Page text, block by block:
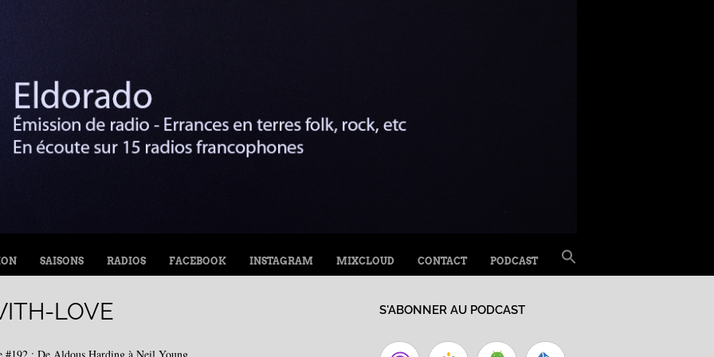
SAISONS RADIOS FACEBOOK INSTAGRAM MIXCLOUD CONTACT PODCAST
FOR:
Search Button
LOVE S'ABONNER AU PODCAST